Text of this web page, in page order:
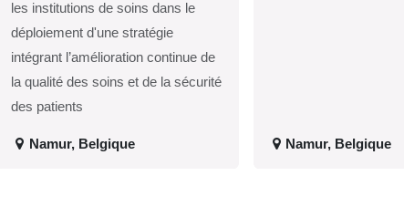
soutenir les institutions de
soins dans le déploiement
d'une stratégie intégrant
l’amélioration continue de la
qualité des soins et de la
Namur ,Belgique Namur ,Belgique